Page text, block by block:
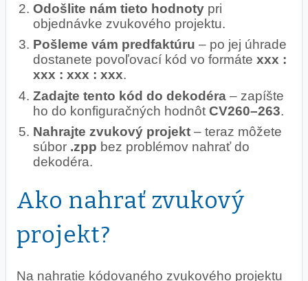
Odošlite nám tieto hodnoty pri
objednávke zvukového projektu.
Pošleme vám predfaktúru – po jej úhrade
dostanete povoľovací kód vo formáte xxx :
xxx : xxx : xxx.
Zadajte tento kód do dekodéra – zapíšte
ho do konfiguračných hodnôt CV260–263.
Nahrajte zvukový projekt – teraz môžete
súbor .zpp bez problémov nahrať do
dekodéra.
Ako nahrať zvukový
projekt?
Na nahratie kódovaného zvukového projektu